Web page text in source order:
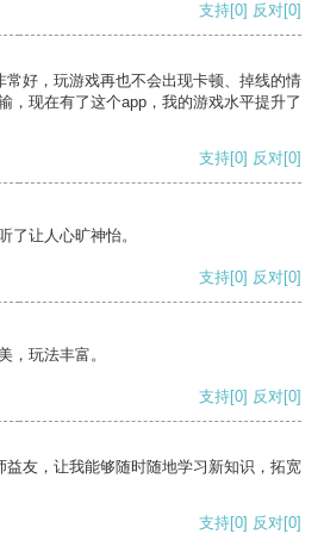
支持[0] 反对[0]
常好，玩游戏再也不会出现卡顿、掉线的情
，现在有了这个app，我的游戏水平提升了
支持[0] 反对[0]
了让人心旷神怡。
支持[0] 反对[0]
，玩法丰富。
支持[0] 反对[0]
益友，让我能够随时随地学习新知识，拓宽
支持[0] 反对[0]